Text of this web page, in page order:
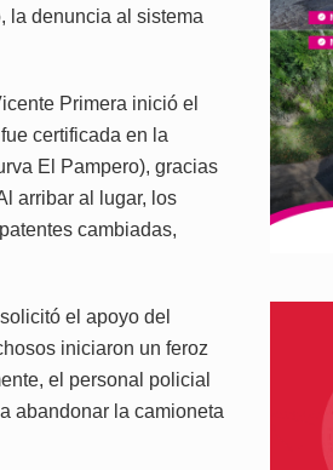
la denuncia al sistema
Primera inició el
certificada en la
El Pampero), gracias
arribar al lugar, los
cambiadas,
el apoyo del
iniciaron un feroz
el personal policial
abandonar la camioneta